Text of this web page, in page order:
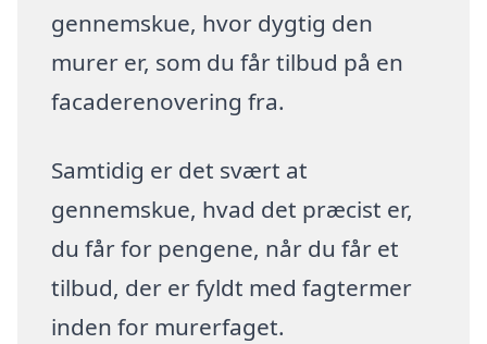
gennemskue, hvor dygtig den
murer er, som du får tilbud på en
facaderenovering fra.
Samtidig er det svært at
gennemskue, hvad det præcist er,
du får for pengene, når du får et
tilbud, der er fyldt med fagtermer
inden for murerfaget.